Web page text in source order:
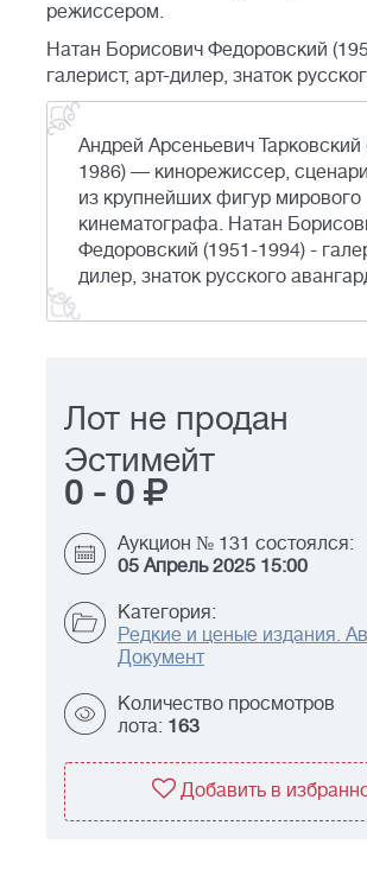
режиссером.
Натан Борисович Федоровский
галерист, арт-дилер, знаток
Андрей Арсеньевич Тарковский
1986) — кинорежиссер,
из крупнейших фигур мирового
кинематографа. Натан
Федоровский (1951-1994) -
дилер, знаток русского
Лот не продан
Эстимейт
0 - 0
Аукцион № 131 состоялся:
05 Апрель 2025 15:00
Категория:
Редкие и ценые издания.
Документ
Количество просмотров
лота: 163
Добавить в